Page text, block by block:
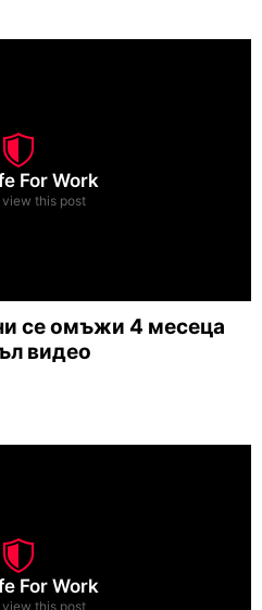
For Work
this post
се омъжи 4 месеца
видео
For Work
this post